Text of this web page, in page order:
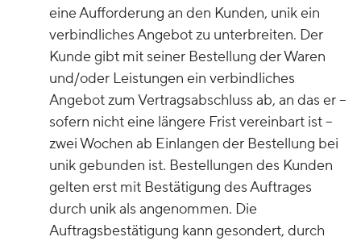
eine Aufforderung an den Kunden, unik ein
verbindliches Angebot zu unterbreiten. Der
Kunde gibt mit seiner Bestellung der Waren
und/oder Leistungen ein verbindliches
Angebot zum Vertragsabschluss ab, an das er –
sofern nicht eine längere Frist vereinbart ist –
zwei Wochen ab Einlangen der Bestellung bei
unik gebunden ist. Bestellungen des Kunden
gelten erst mit Bestätigung des Auftrages
durch unik als angenommen. Die
Auftragsbestätigung kann gesondert, durch